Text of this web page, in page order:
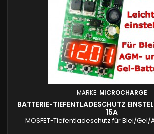
MARKE: MICROCHARGE
BATTERIE-TIEFENTLADESCHUTZ
15A
MOSFET-Tiefentladeschutz für Blei/Gel/